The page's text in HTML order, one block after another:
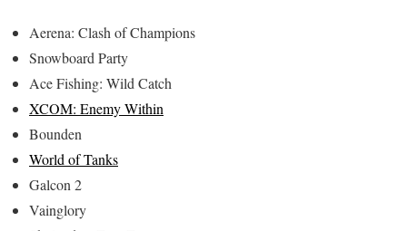
Aerena: Clash of Champions
Snowboard Party
Ace Fishing: Wild Catch
XCOM: Enemy Within
Bounden
World of Tanks
Galcon 2
Vainglory